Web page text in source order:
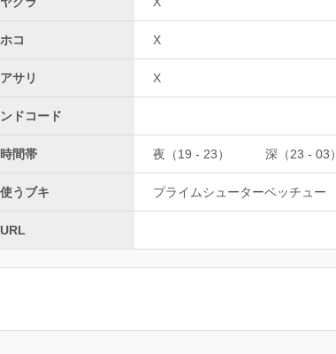
コ X
サリ X
ドコード
間帯 夜（19 - 23） 深（23 - 03）
うブキ プライムシューターベッチュー